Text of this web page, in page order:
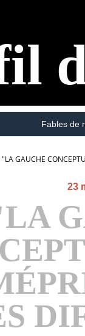
Fables de
"LA GAUCHE
23